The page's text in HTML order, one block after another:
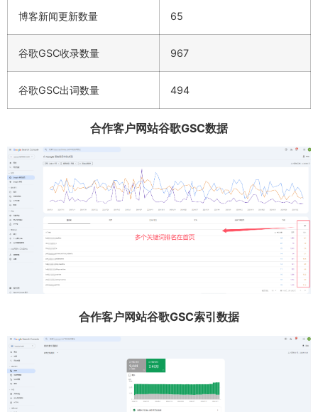
博客新闻更新数量 65
谷歌GSC收录数量 967
谷歌GSC出词数量 494
合作客户网站谷歌GSC数据
合作客户网站谷歌GSC索引数据